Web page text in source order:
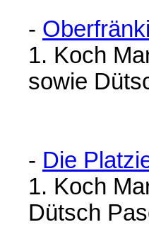
-
1. Koch
sowie
- Die
1. Koch
Dütsch